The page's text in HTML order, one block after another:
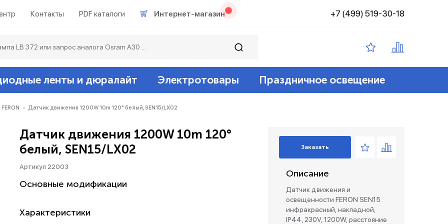
Контакты PDF каталоги Интернет-магазин +7 (499) 519-30-18
Светодиодные лампы филамент
Люминесцентные лампы
Акцентное освещение
Светильники складские
ленты и дюралайт
Ленты светодиодные 12v
Дюралайт светодиодный
Электротовары
Датчики
Звонки и сигнализация беспроводные
Распределительные коробки и коннекторы
Праздничное освещение
Гирлянды белт-лайт
Прочее
Датчик движения 1200W 10m 120° белый, SEN15/LX02
Датчик движения 1200W 10m 120°
белый, SEN15/LX02
Артикул 22003
Основные модификации
Характеристики
Заказать
Описание
Датчик движения и
освещенности FERON SEN15
инфракрасный, накладной,
IP44, 230V, 1200W, расстояние